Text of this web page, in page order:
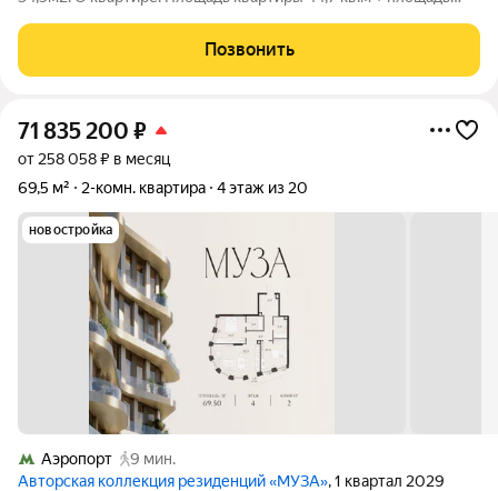
изолированные комнаты (15 кв.м. + 13,1 кв.м.); Кухня (7,4 кв.м.);
Совмещенный
Позвонить
71 835 200 ₽
от 258 058 ₽ в месяц
69,5 м²
2-комн. квартира 4 этаж из 20
новостройка
Аэропорт
9 мин.
Авторская коллекция резиденций «МУЗА», 1 квартал 2029